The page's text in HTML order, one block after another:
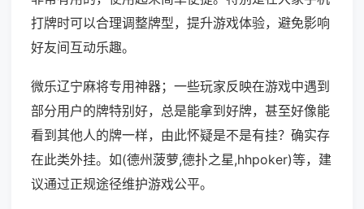
打牌时可以合理调整牌型，提升游戏体验，避免影响
好友间互动乐趣。
微乐辽宁麻将专用神器；一些玩家反映在游戏中遇到
部分用户的牌特别好，总是能拿到好牌，甚至好像能
看到其他人的牌一样，由此怀疑是不是有挂？确实存
在此类外挂。如(德州菠萝,德扑之星,hhpoker)等，建
议通过正规途径维护游戏公平。